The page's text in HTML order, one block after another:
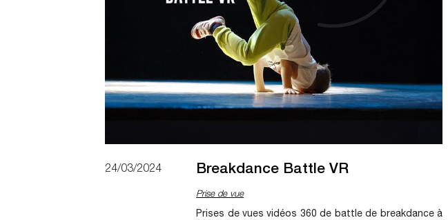
24/03/2024 Breakdance Battle VR
Prise de vue
Prises de vues vidéos 360 de battle de breakdance à